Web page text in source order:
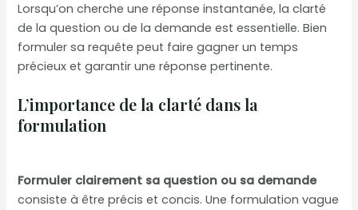
Lorsqu’on cherche une réponse instantanée, la clarté
de la question ou de la demande est essentielle. Bien
formuler sa requête peut faire gagner un temps
précieux et garantir une réponse pertinente.
L’importance de la clarté dans la
formulation
Formuler clairement sa question ou sa demande
consiste à être précis et concis. Une formulation vague